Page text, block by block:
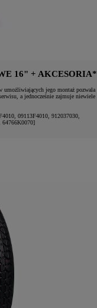
16" + AKCESORIA*
umożliwiających jego montaż pozwala
a jednocześnie zajmuje niewiele
09113F4010, 912037030,
64766K0070]